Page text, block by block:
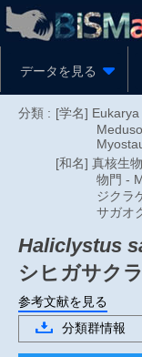
データを見る
分類 : [学名]
[和名] 真核生
物門 -
ジクラ
サガオ
Haliclystus
シヒガサク
参考文献を見る
分類群情報